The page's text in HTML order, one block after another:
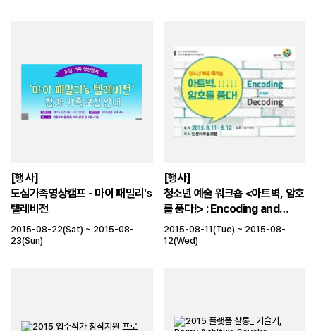
[행사]
도심가족영상캠프 - 마이 패밀리′s
텔레비전
2015-08-22(Sat) ~ 2015-08-
23(Sun)
[행사]
청소년 예술 워크숍 <아트벽, 암호
를 품다!> : Encoding and
Decoding
2015-08-11(Tue) ~ 2015-08-
12(Wed)